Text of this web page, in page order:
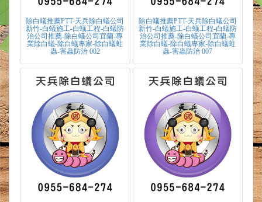
除白蟻推薦PTT-天兵除白蟻公司
新竹-白蟻施工-白蟻工程-白蟻防
治公司推薦-除白蟻公司宜蘭-專
業除白蟻-除白蟻專家-除白蟻蛀
蟲-害蟲防治 002
除白蟻推薦PTT-天兵除白蟻公司
新竹-白蟻施工-白蟻工程-白蟻防
治公司推薦-除白蟻公司宜蘭-專
業除白蟻-除白蟻專家-除白蟻蛀
蟲-害蟲防治 007